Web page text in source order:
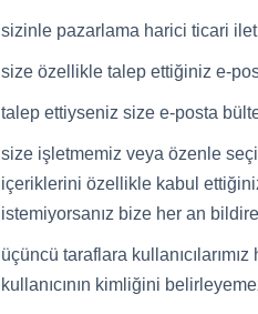
sizinle pazarlama harici ticari
size özellikle talep ettiğiniz e-
talep ettiyseniz size e-posta
size işletmemiz veya özenle
içeriklerini özellikle kabul
istemiyorsanız bize her an
üçüncü taraflara
kullanıcının kimliğini